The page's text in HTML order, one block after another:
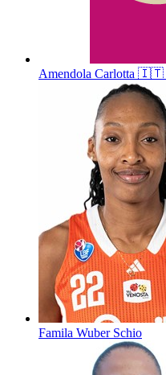
Amendola Carlotta 🇮🇹
Famila Wuber Schio